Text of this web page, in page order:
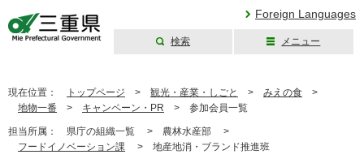
Foreign Languages
検索 メニュー
現在位置： トップページ > 観光・産業・しごと > みえの食 >
地物一番 > キャンペーン・PR > 参加会員一覧
担当所属： 県庁の組織一覧 > 農林水産部 >
フードイノベーション課 > 地産地消・ブランド推進班